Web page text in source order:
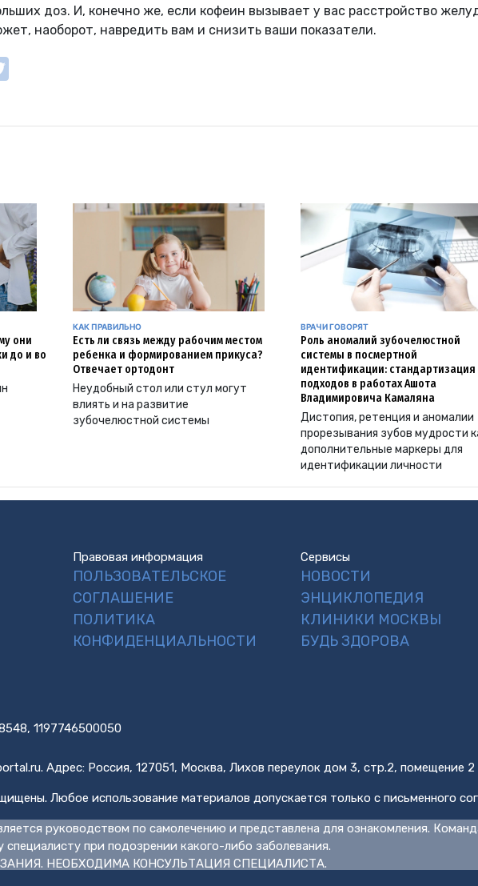
доз. И, конечно же, если кофеин вызывает у вас расстройство
наоборот, навредить вам и снизить ваши показатели.
они
до и во
КАК ПРАВИЛЬНО
Есть ли связь между рабочим местом
ребенка и формированием прикуса?
Отвечает ортодонт
Неудобный стол или стул могут
влиять и на развитие
зубочелюстной системы
ВРАЧИ ГОВОРЯТ
Роль аномалий зубочелюстной
системы в посмертной
идентификации: стандартизация
подходов в работах Ашота
Владимировича Камаляна
Дистопия, ретенция и аномалии
прорезывания зубов мудрости
дополнительные маркеры для
идентификации личности
Правовая информация
ПОЛЬЗОВАТЕЛЬСКОЕ
СОГЛАШЕНИЕ
ПОЛИТИКА
КОНФИДЕНЦИАЛЬНОСТИ
Сервисы
НОВОСТИ
ЭНЦИКЛОПЕДИЯ
КЛИНИКИ МОСКВЫ
БУДЬ ЗДОРОВА
1197746500050
Адрес: Россия, 127051, Москва, Лихов переулок дом 3, стр.2, помещение 2
Любое использование материалов допускается только с письменного
руководством по самолечению и представлена для ознакомления.
при подозрении какого-либо заболевания.
НЕОБХОДИМА КОНСУЛЬТАЦИЯ СПЕЦИАЛИСТА.